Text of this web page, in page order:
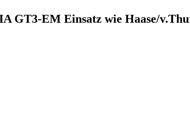
GT3-EM Einsatz wie Haase/